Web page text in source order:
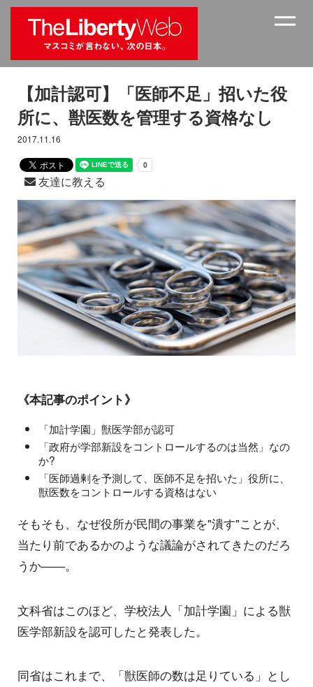
【加計認可】「医師不足」招いた役
所に、獣医数を管理する資格なし
2017.11.16
友達に教える
《本記事のポイント》
「加計学園」獣医学部が認可
「政府が学部新設をコントロールするのは当然」なの
か?
「医師過剰を予測して、医師不足を招いた」役所に、
獣医数をコントロールする資格はない
そもそも、なぜ役所が民間の事業を"潰す"ことが、
当たり前であるかのような議論がされてきたのだろ
うか――。
文科省はこのほど、学校法人「加計学園」による獣
医学部新設を認可したと発表した。
同省はこれまで、「獣医師の数は足りている」とし